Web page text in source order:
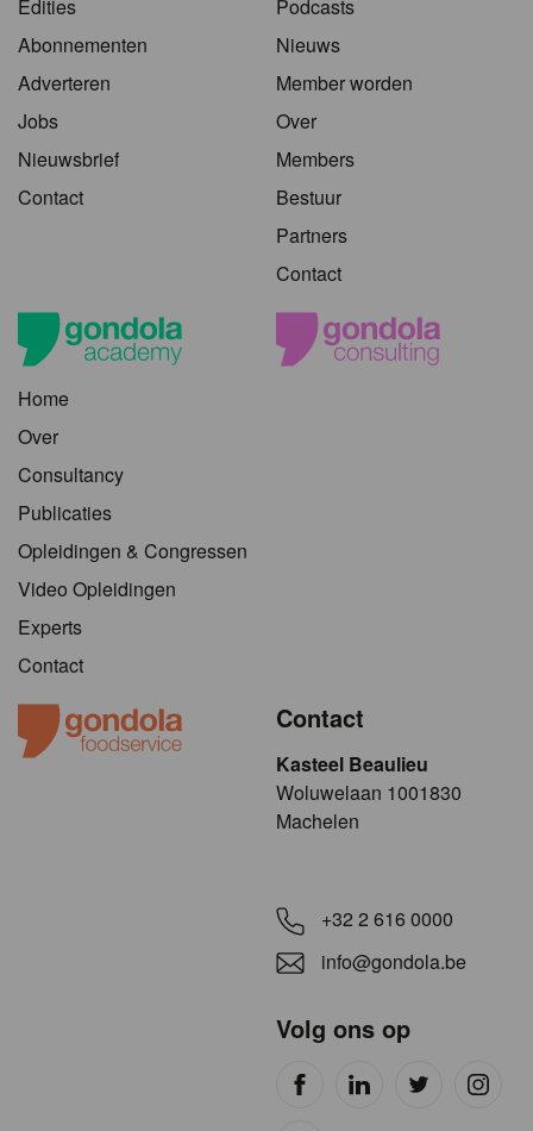
Edities
Abonnementen
Adverteren
Jobs
Nieuwsbrief
Contact
Podcasts
Nieuws
Member worden
Over
Members
Bestuur
Partners
Contact
Home
Over
Consultancy
Publicaties
Opleidingen & Congressen
Video Opleidingen
Experts
Contact
Contact
Kasteel Beaulieu
​​​Woluwelaan 1001830
Machelen
+32 2 616 0000
info@gondola.be
Volg ons op